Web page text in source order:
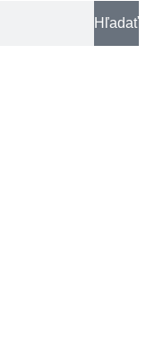
Hľadať